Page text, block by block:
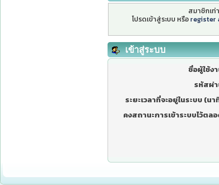
สมาชิกเท่
โปรดเข้าสู่ระบบ หรือ register
เข้าสู่ระบบ
ชื่อผู้ใช้ง
รหัสผ่
ระยะเวลาที่จะอยู่ในระบบ (นา
คงสถานะการเข้าระบบไว้ตล